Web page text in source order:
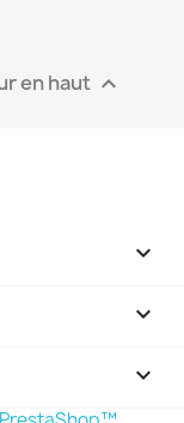
en haut 


keyboard_arrow_down